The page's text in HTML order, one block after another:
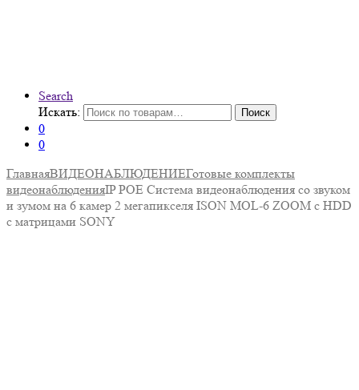
Search
Искать:
Поиск
0
0
ГлавнаяВИДЕОНАБЛЮДЕНИЕГотовые комплекты
видеонаблюденияIP POE Система видеонаблюдения со звуком
и зумом на 6 камер 2 мегапикселя ISON MOL-6 ZOOM с HDD
с матрицами SONY